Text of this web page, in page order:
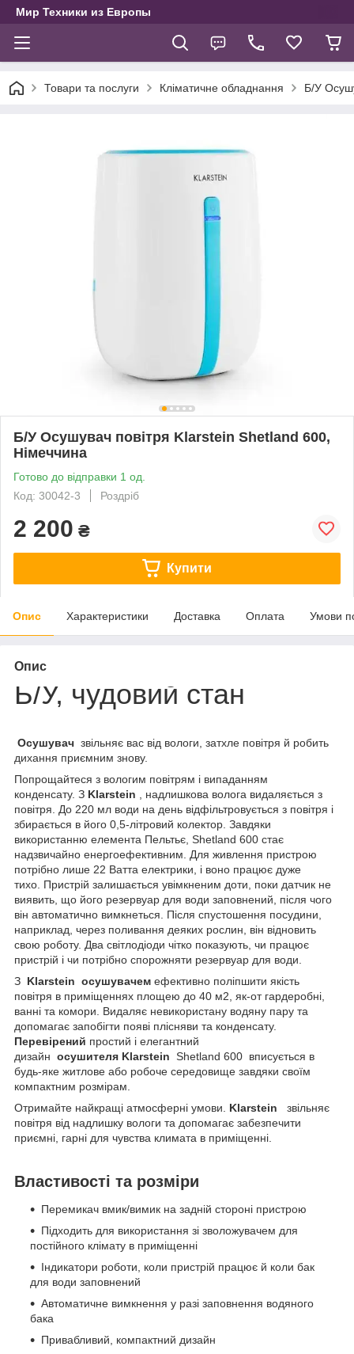
Мир Техники из Европы
Товари та послуги Кліматичне обладнання Б/У
Б/У Осушувач повітря Klarstein Shetland 600,
Німеччина
Готово до відправки 1 од.
Код: 30042-3
Роздріб
2 200 ₴
Купити
Опис Характеристики Доставка Оплата Умови
Опис
Б/У, чудовий стан
Осушувач звільняє вас від вологи, затхле повітря й робить
дихання приємним знову.
Попрощайтеся з вологим повітрям і випаданням
конденсату. З Klarstein
, надлишкова волога видаляється з
повітря.
До 220 мл води на день відфільтровується з повітря і
збирається в його 0,5-літровий колектор. Завдяки
використанню елемента Пельтьє, Shetland 600 стає
надзвичайно енергоефективним.
Для живлення пристрою
потрібно лише 22 Ватта електрики, і воно працює дуже
тихо. Пристрій залишається увімкненим доти, поки датчик не
виявить, що його резервуар для води заповнений, після чого
він автоматично вимкнеться.
Після спустошення посудини,
наприклад, через поливання деяких рослин, він відновить
свою роботу. Два світлодіоди чітко показують, чи працює
пристрій і чи потрібно спорожняти резервуар для води.
З Klarstein осушувачем ефективно поліпшити якість
повітря в приміщеннях площею до 40 м2, як-от гардеробні,
ванні та комори.
Видаляє невикористану водяну пару та
допомагає запобігти появі плісняви та конденсату.
Перевірений простий і елегантний
дизайн осушителя Klarstein Shetland 600 вписується в
будь-яке житлове або робоче середовище завдяки своїм
компактним розмірам.
Отримайте найкращі атмосферні умови. Klarstein
звільняє
повітря від надлишку вологи та допомагає забезпечити
приємні, гарні для чувства климата в приміщенні.
Властивості та розміри
Перемикач вмик/вимик на задній стороні пристрою
Підходить для використання зі зволожувачем для
постійного клімату в приміщенні
Індикатори роботи, коли пристрій працює й коли бак
для води заповнений
Автоматичне вимкнення у разі заповнення водяного
бака
Привабливий, компактний дизайн